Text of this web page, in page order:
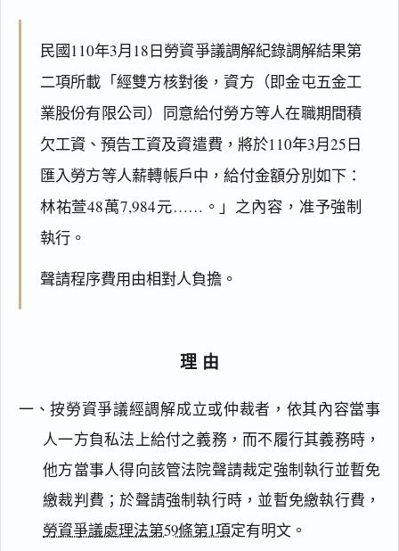
民國110年3月18日勞資爭議調解紀錄調解結果第
二項所載「經雙方核對後，資方（即金屯五金工
業股份有限公司）同意給付勞方等人在職期間積
欠工資、預告工資及資遣費，將於110年3月25日
匯入勞方等人薪轉帳戶中，給付金額分別如下：
林祐萱48萬7,984元……。」之內容，准予強制
執行。
聲請程序費用由相對人負擔。
理由
一、按勞資爭議經調解成立或仲裁者，依其內容當事
人一方負私法上給付之義務，而不履行其義務時，
他方當事人得向該管法院聲請裁定強制執行並暫免
繳裁判費；於聲請強制執行時，並暫免繳執行費，
勞資爭議處理法第59條第1項定有明文。